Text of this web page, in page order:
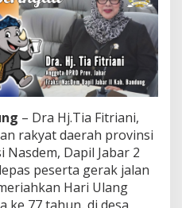
– Dra Hj.Tia Fitriani,
rakyat daerah provinsi
Nasdem, Dapil Jabar 2
peserta gerak jalan
Hari Ulang